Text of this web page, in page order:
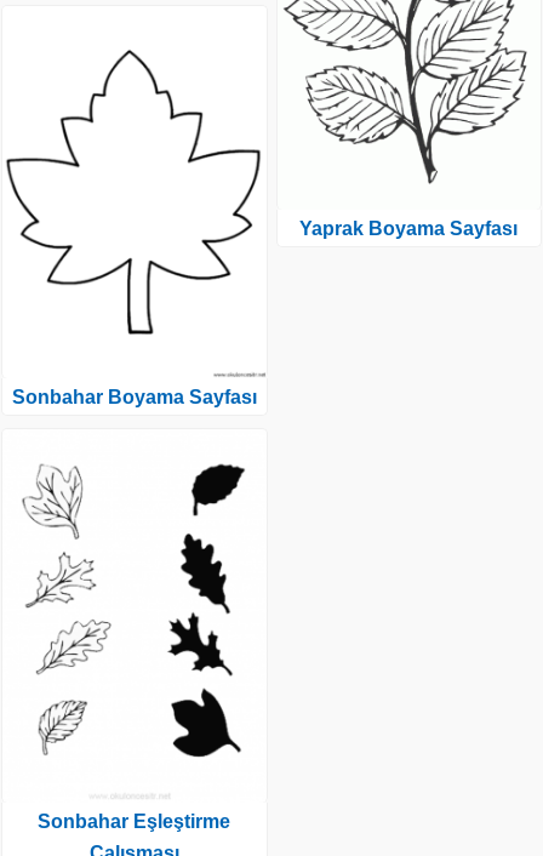
Sonbahar Boyama Sayfası
Sonbahar Eşleştirme
Yaprak Boyama Sayfası